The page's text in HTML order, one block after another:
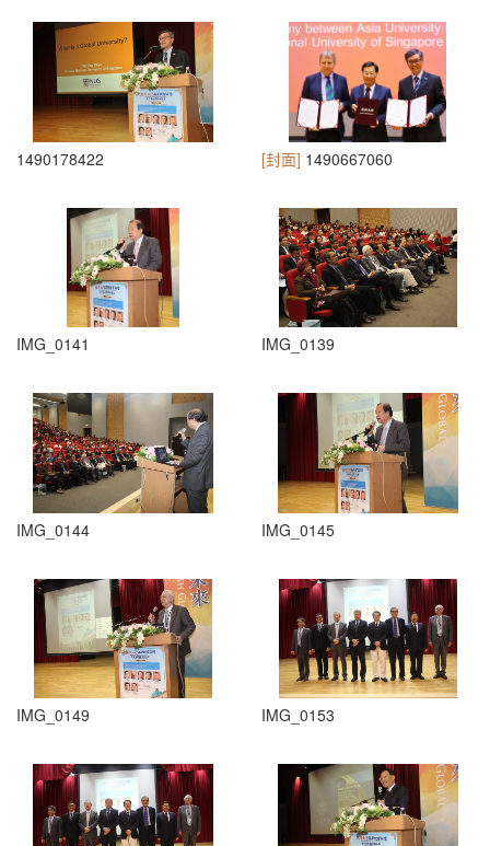
1490178422 [封面] 1490667060
IMG_0141 IMG_0139
IMG_0144 IMG_0145
IMG_0149 IMG_0153